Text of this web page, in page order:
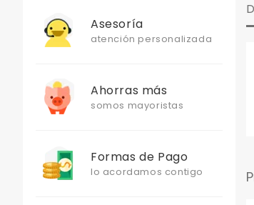
Asesoría
atención personalizada
Ahorras más
somos mayoristas
Formas de Pago
lo acordamos contigo